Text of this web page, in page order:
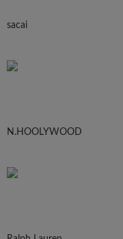
sacai
N.HOOLYWOOD